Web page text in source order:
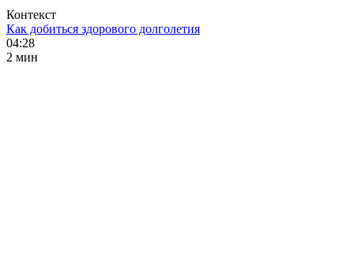
Контекст
Как добиться здорового долголетия
04:28
2 мин